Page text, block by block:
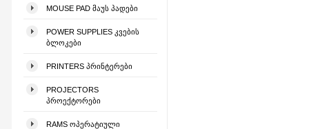
MOUSE PAD ᲛᲐᲣᲡ ᲞᲐᲓᲔᲑᲘ
POWER SUPPLIES ᲙᲕᲔᲑᲘᲡ
ᲑᲚᲝᲙᲔᲑᲘ
PRINTERS ᲞᲠᲘᲜᲢᲔᲠᲔᲑᲘ
PROJECTORS
ᲞᲠᲝᲔᲥᲢᲝᲠᲔᲑᲘ
RAMS ᲝᲞᲔᲠᲐᲢᲘᲣᲚᲘ